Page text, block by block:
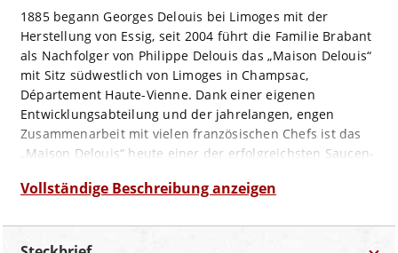
1885 begann Georges Delouis bei Limoges mit der
Herstellung von Essig, seit 2004 führt die Familie Brabant
als Nachfolger von Philippe Delouis das „Maison Delouis“
mit Sitz südwestlich von Limoges in Champsac,
Département Haute-Vienne. Dank einer eigenen
Entwicklungsabteilung und der jahrelangen, engen
Zusammenarbeit mit vielen französischen Chefs ist das
„Maison Delouis“ heute einer der erfolgreichsten Saucen-
Eine Kombination, die immer harmoniert: Senf und
Vollständige Beschreibung anzeigen